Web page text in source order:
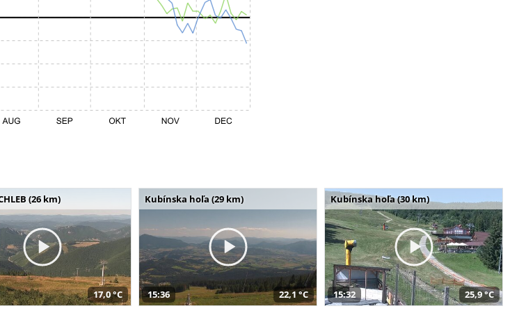
(26 km)
17,0 °C
Kubínska hoľa (29 km)
15:36 22,1 °C
Kubínska hoľa (30 km)
15:32 25,9 °C